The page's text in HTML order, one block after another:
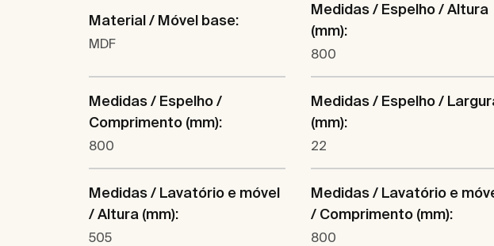
Material / Móvel base:
MDF
Medidas / Espelho / Altura
(mm):
800
Medidas / Espelho /
Comprimento (mm):
800
Medidas / Espelho /
(mm):
22
Medidas / Lavatório e móvel
/ Altura (mm):
505
Medidas / Lavatório e
/ Comprimento (mm):
800